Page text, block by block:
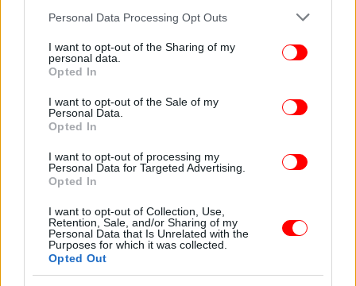
Please note that this website/app uses one or more Google
not limited to your visit or usage behaviour. You may click to
grant or deny consent to Google and its third-party tags to
use your data for below specified purposes in below Google
consent section.
Personal Data Processing Opt Outs
I want to opt-out of the Sharing of my
personal data.
Opted In
I want to opt-out of the Sale of my
Personal Data.
Opted In
I want to opt-out of processing my
Personal Data for Targeted Advertising.
Opted In
I want to opt-out of Collection, Use,
Retention, Sale, and/or Sharing of my
Personal Data that Is Unrelated with the
Purposes for which it was collected.
Opted Out
Το Σάββατο (12/11) αναφέρθηκε στην υπόθεση ο
πάπας Φραγκίσκος λέγοντας ότι προσεύχεται για το
παιδί, την οικογένειά του και για όλα τα παιδιά που
υποφέρουν από τον πόλεμο και τις ασθένειες.
ΟΛΕΣ ΟΙ ΕΙΔΗΣΕΙΣ
ΣΥΡΙΖΑ: Ο Τσακαλώτος έφυγε, η Αχτσιόγλου μένει με το
ένα πόδι εκτός -Το παρασκήνιο
Θάνατος 17χρονου -Τον πυροβόλησε εν ψυχρώ λέει ο
αδελφός του θύματος, «εκπυρσοκρότησε το όπλο»